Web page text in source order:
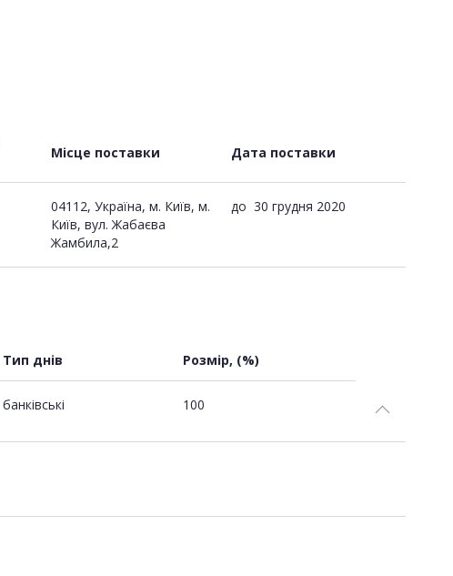
Місце поставки Дата поставки
04112, Україна, м. Київ, м.
Київ, вул. Жабаєва
Жамбила,2
до 30 грудня 2020
Тип днів Розмір, (%)
банківські 100